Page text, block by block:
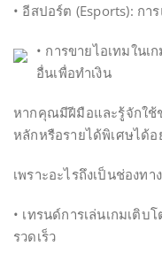
• อีสปอร์ต (Esports): กา
• การขายไอเทมในเ
อื่นเพื่อทำเงิน
หากคุณมีฝีมือและรู้จักใช้
หลักหรือรายได้พิเศษได้อ
เพราะอะไรถึงเป็นช่องท
• เทรนด์การเล่นเกมเติ
รวดเร็ว